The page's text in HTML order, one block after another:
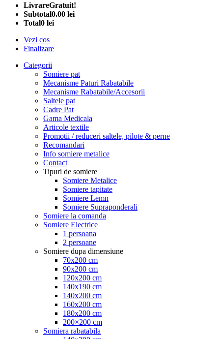
LivrareGratuit!
Subtotal0.00 lei
Total0 lei
Vezi cos
Finalizare
Categorii
Somiere pat
Mecanisme Paturi Rabatabile
Mecanisme Rabatabile/Accesorii
Saltele pat
Cadre Pat
Gama Medicala
Articole textile
Promotii / reduceri saltele, pilote & perne
Recomandari
Info somiere metalice
Contact
Tipuri de somiere
Somiere Metalice
Somiere tapitate
Somiere Lemn
Somiere Supraponderali
Somiere la comanda
Somiere Electrice
1 persoana
2 persoane
Somiere dupa dimensiune
70x200 cm
90x200 cm
120x200 cm
140x190 cm
140x200 cm
160x200 cm
180x200 cm
200×200 cm
Somiera rabatabila